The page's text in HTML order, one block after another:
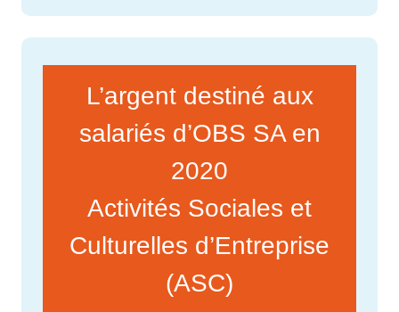
L’argent destiné aux
salariés d’OBS SA en
2020
Activités Sociales et
Culturelles d’Entreprise
(ASC)